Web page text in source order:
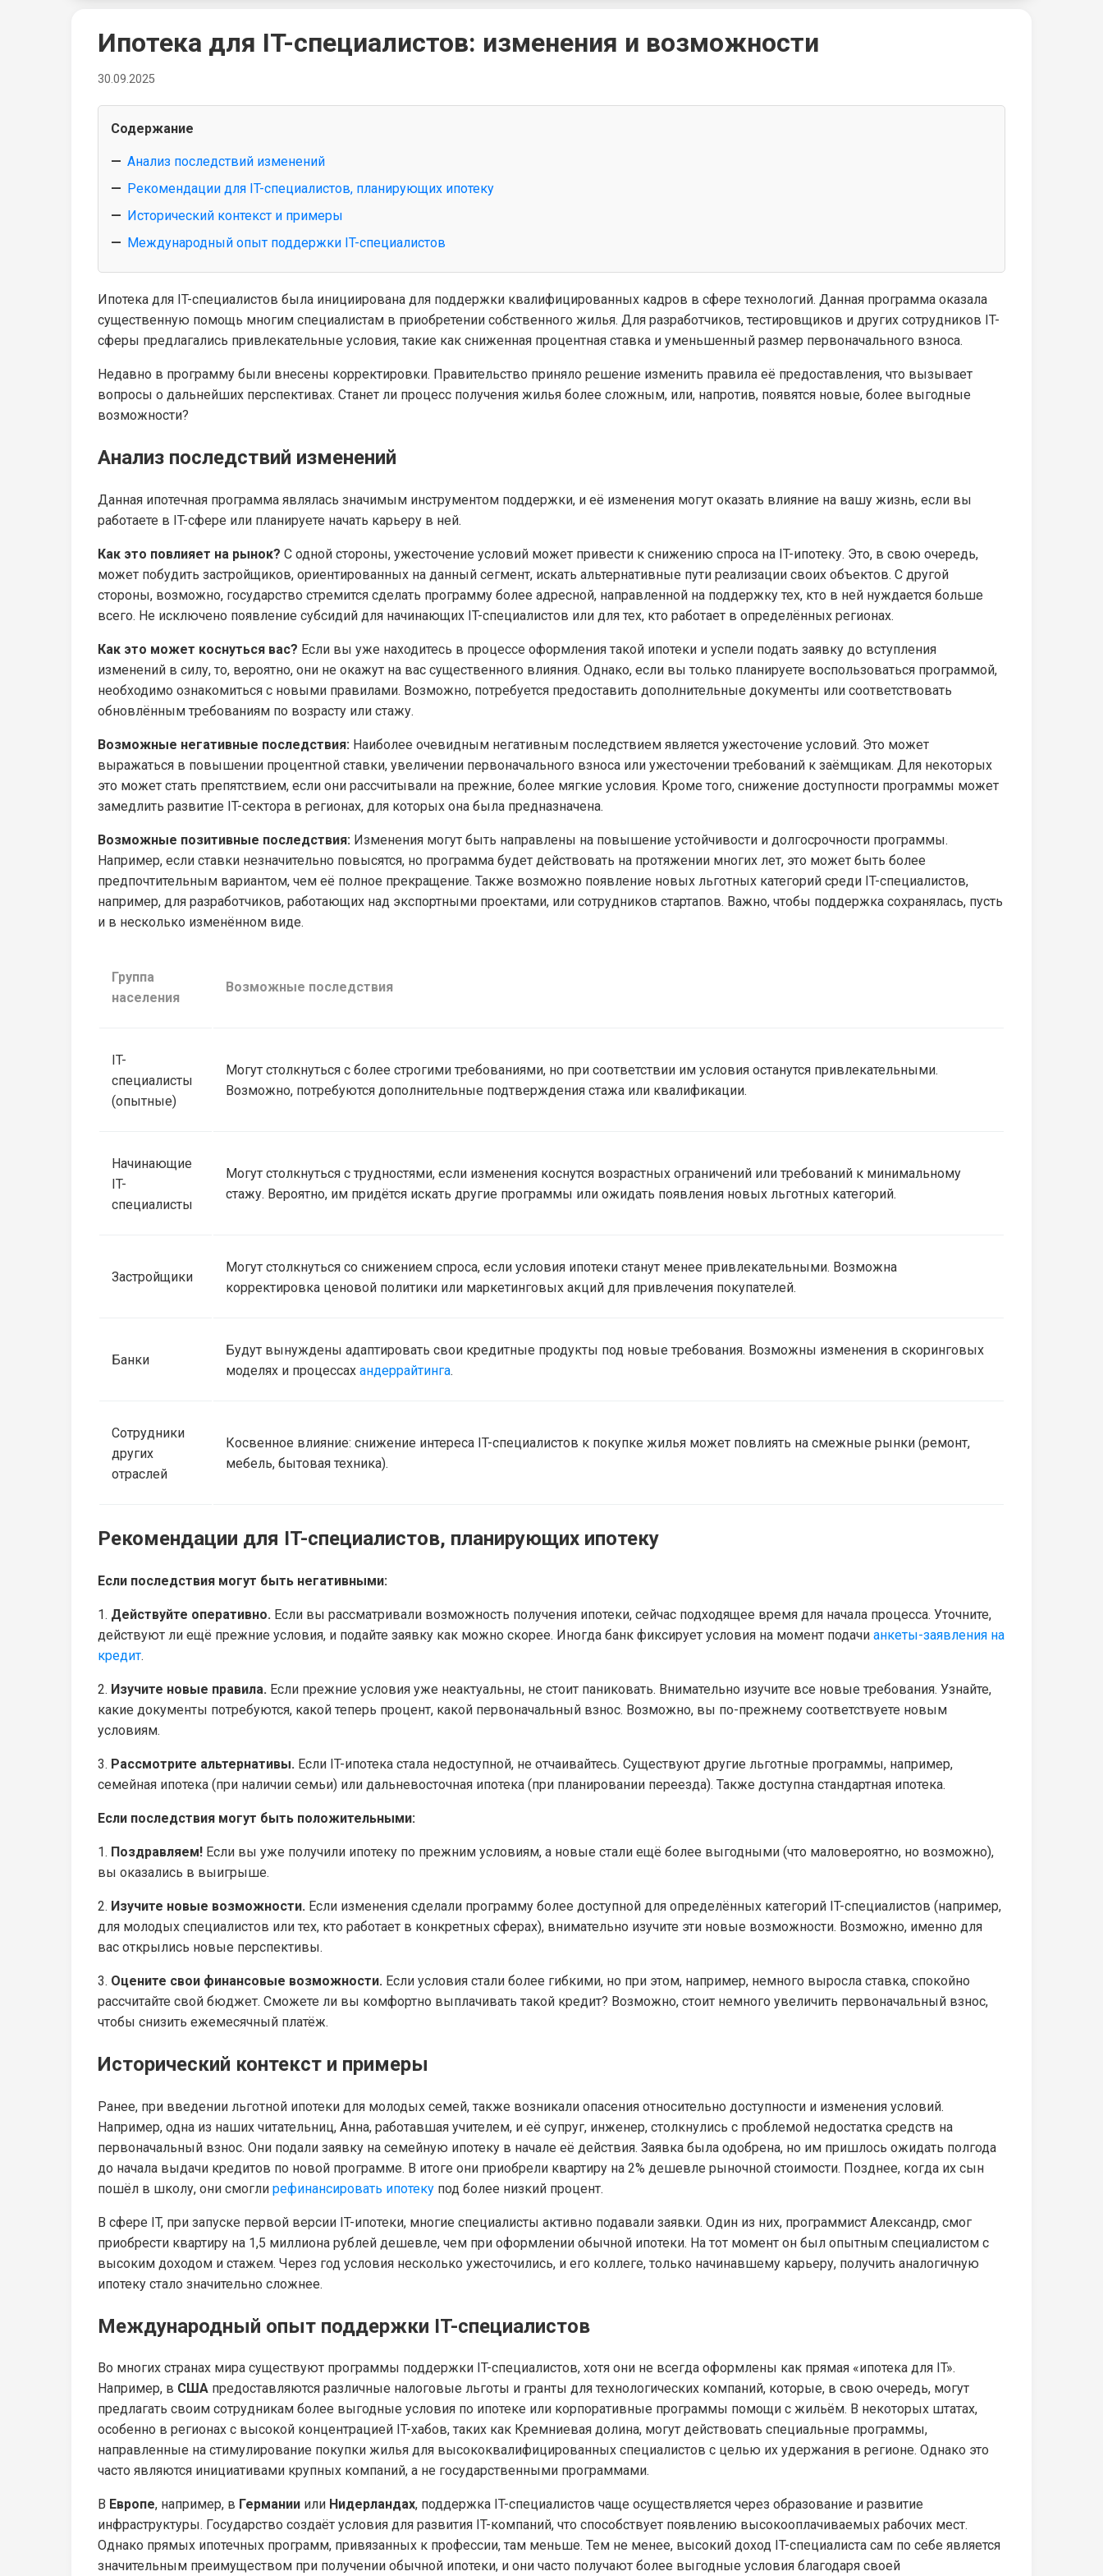
Ипотека для IT-специалистов: изменения и возможности
30.09.2025
Содержание
Анализ последствий изменений
Рекомендации для IT-специалистов, планирующих ипотеку
Исторический контекст и примеры
Международный опыт поддержки IT-специалистов
Ипотека для IT-специалистов была инициирована для поддержки квалифицированных кадров в сфере технологий. Данная программа оказала
существенную помощь многим специалистам в приобретении собственного жилья. Для разработчиков, тестировщиков и других сотрудников IT-
сферы предлагались привлекательные условия, такие как сниженная процентная ставка и уменьшенный размер первоначального взноса.
Недавно в программу были внесены корректировки. Правительство приняло решение изменить правила её предоставления, что вызывает
вопросы о дальнейших перспективах. Станет ли процесс получения жилья более сложным, или, напротив, появятся новые, более выгодные
возможности?
Анализ последствий изменений
Данная ипотечная программа являлась значимым инструментом поддержки, и её изменения могут оказать влияние на вашу жизнь, если вы
работаете в IT-сфере или планируете начать карьеру в ней.
Как это повлияет на рынок? С одной стороны, ужесточение условий может привести к снижению спроса на IT-ипотеку. Это, в свою очередь,
может побудить застройщиков, ориентированных на данный сегмент, искать альтернативные пути реализации своих объектов. С другой
стороны, возможно, государство стремится сделать программу более адресной, направленной на поддержку тех, кто в ней нуждается больше
всего. Не исключено появление субсидий для начинающих IT-специалистов или для тех, кто работает в определённых регионах.
Как это может коснуться вас? Если вы уже находитесь в процессе оформления такой ипотеки и успели подать заявку до вступления
изменений в силу, то, вероятно, они не окажут на вас существенного влияния. Однако, если вы только планируете воспользоваться программой,
необходимо ознакомиться с новыми правилами. Возможно, потребуется предоставить дополнительные документы или соответствовать
обновлённым требованиям по возрасту или стажу.
Возможные негативные последствия: Наиболее очевидным негативным последствием является ужесточение условий. Это может
выражаться в повышении процентной ставки, увеличении первоначального взноса или ужесточении требований к заёмщикам. Для некоторых
это может стать препятствием, если они рассчитывали на прежние, более мягкие условия. Кроме того, снижение доступности программы может
замедлить развитие IT-сектора в регионах, для которых она была предназначена.
Возможные позитивные последствия: Изменения могут быть направлены на повышение устойчивости и долгосрочности программы.
Например, если ставки незначительно повысятся, но программа будет действовать на протяжении многих лет, это может быть более
предпочтительным вариантом, чем её полное прекращение. Также возможно появление новых льготных категорий среди IT-специалистов,
например, для разработчиков, работающих над экспортными проектами, или сотрудников стартапов. Важно, чтобы поддержка сохранялась, пусть
и в несколько изменённом виде.
Группа
населения
Возможные последствия
IT-
специалисты
(опытные)
Могут столкнуться с более строгими требованиями, но при соответствии им условия останутся привлекательными.
Возможно, потребуются дополнительные подтверждения стажа или квалификации.
Начинающие
IT-
специалисты
Могут столкнуться с трудностями, если изменения коснутся возрастных ограничений или требований к минимальному
стажу. Вероятно, им придётся искать другие программы или ожидать появления новых льготных категорий.
Застройщики
Могут столкнуться со снижением спроса, если условия ипотеки станут менее привлекательными. Возможна
корректировка ценовой политики или маркетинговых акций для привлечения покупателей.
Банки
Будут вынуждены адаптировать свои кредитные продукты под новые требования. Возможны изменения в скоринговых
моделях и процессах андеррайтинга.
Сотрудники
других
отраслей
Косвенное влияние: снижение интереса IT-специалистов к покупке жилья может повлиять на смежные рынки (ремонт,
мебель, бытовая техника).
Рекомендации для IT-специалистов, планирующих ипотеку
Если последствия могут быть негативными:
1. Действуйте оперативно. Если вы рассматривали возможность получения ипотеки, сейчас подходящее время для начала процесса. Уточните,
действуют ли ещё прежние условия, и подайте заявку как можно скорее. Иногда банк фиксирует условия на момент подачи анкеты-заявления на
кредит.
2. Изучите новые правила. Если прежние условия уже неактуальны, не стоит паниковать. Внимательно изучите все новые требования. Узнайте,
какие документы потребуются, какой теперь процент, какой первоначальный взнос. Возможно, вы по-прежнему соответствуете новым
условиям.
3. Рассмотрите альтернативы. Если IT-ипотека стала недоступной, не отчаивайтесь. Существуют другие льготные программы, например,
семейная ипотека (при наличии семьи) или дальневосточная ипотека (при планировании переезда). Также доступна стандартная ипотека.
Если последствия могут быть положительными:
1. Поздравляем! Если вы уже получили ипотеку по прежним условиям, а новые стали ещё более выгодными (что маловероятно, но возможно),
вы оказались в выигрыше.
2. Изучите новые возможности. Если изменения сделали программу более доступной для определённых категорий IT-специалистов (например,
для молодых специалистов или тех, кто работает в конкретных сферах), внимательно изучите эти новые возможности. Возможно, именно для
вас открылись новые перспективы.
3. Оцените свои финансовые возможности. Если условия стали более гибкими, но при этом, например, немного выросла ставка, спокойно
рассчитайте свой бюджет. Сможете ли вы комфортно выплачивать такой кредит? Возможно, стоит немного увеличить первоначальный взнос,
чтобы снизить ежемесячный платёж.
Исторический контекст и примеры
Ранее, при введении льготной ипотеки для молодых семей, также возникали опасения относительно доступности и изменения условий.
Например, одна из наших читательниц, Анна, работавшая учителем, и её супруг, инженер, столкнулись с проблемой недостатка средств на
первоначальный взнос. Они подали заявку на семейную ипотеку в начале её действия. Заявка была одобрена, но им пришлось ожидать полгода
до начала выдачи кредитов по новой программе. В итоге они приобрели квартиру на 2% дешевле рыночной стоимости. Позднее, когда их сын
пошёл в школу, они смогли рефинансировать ипотеку под более низкий процент.
В сфере IT, при запуске первой версии IT-ипотеки, многие специалисты активно подавали заявки. Один из них, программист Александр, смог
приобрести квартиру на 1,5 миллиона рублей дешевле, чем при оформлении обычной ипотеки. На тот момент он был опытным специалистом с
высоким доходом и стажем. Через год условия несколько ужесточились, и его коллеге, только начинавшему карьеру, получить аналогичную
ипотеку стало значительно сложнее.
Международный опыт поддержки IT-специалистов
Во многих странах мира существуют программы поддержки IT-специалистов, хотя они не всегда оформлены как прямая «ипотека для IT».
Например, в США предоставляются различные налоговые льготы и гранты для технологических компаний, которые, в свою очередь, могут
предлагать своим сотрудникам более выгодные условия по ипотеке или корпоративные программы помощи с жильём. В некоторых штатах,
особенно в регионах с высокой концентрацией IT-хабов, таких как Кремниевая долина, могут действовать специальные программы,
направленные на стимулирование покупки жилья для высококвалифицированных специалистов с целью их удержания в регионе. Однако это
часто являются инициативами крупных компаний, а не государственными программами.
В Европе, например, в Германии или Нидерландах, поддержка IT-специалистов чаще осуществляется через образование и развитие
инфраструктуры. Государство создаёт условия для развития IT-компаний, что способствует появлению высокооплачиваемых рабочих мест.
Однако прямых ипотечных программ, привязанных к профессии, там меньше. Тем не менее, высокий доход IT-специалиста сам по себе является
значительным преимуществом при получении обычной ипотеки, и они часто получают более выгодные условия благодаря своей